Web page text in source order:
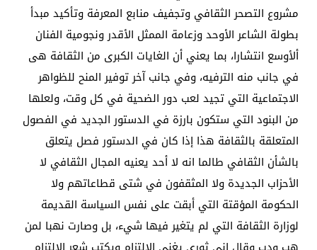
مشروع التصحر الثقافي وتجفيف منابع المعرفة وتأكيد مبدأ
بطولة الشاعر الأوحد وزعامة الممثل الأقدر ونجومية الفنان
ألأوسع انتشارا، بما يعني أن الغايات الكبرى من الثقافة هى
في جانب منه الترفيه، وفي جانب آخر توفير المنح للظواهر
الاجتماعية التي تجيد لعب دور الضحية في كل وقت، ولعلها
من البنود التي ستكون بارزة في الدستور الجديد في الفصول
المتعلقة بالثقافة هذا إذا كان في الدستور فصل يتعلق
بالشأن الثقافي طالما انه لا أحد يعنيه المجال الثقافي لا
الأحزاب الجديدة ولا المثقفون في شتى قطاعاتهم ولا
الحكومة المؤقتة التي أبقت على نفس السياسة القديمة
لوزارة الثقافة التي لم يتغير فيها شيء، بل وصارت نهبا لمن